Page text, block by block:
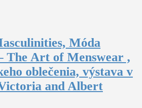
Móda
The Art of Menswear ,
oblečenia, výstava v
and Albert